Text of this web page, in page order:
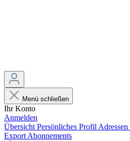
Menü schließen
Ihr Konto
Anmelden
Übersicht Persönliches Profil Adressen
Export Abonnements